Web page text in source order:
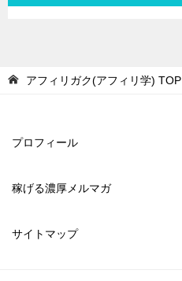
アフィリガク(アフィリ学) TOP
プロフィール
稼げる濃厚メルマガ
サイトマップ